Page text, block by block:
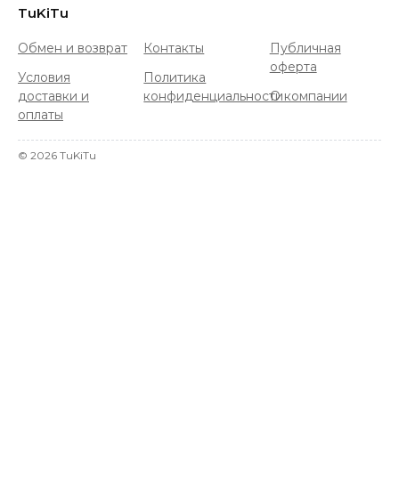
TuKiTu
Обмен и возврат
Условия
доставки и
оплаты
Контакты
Политика
конфиденциальности
Публичная
оферта
О компании
© 2026 TuKiTu